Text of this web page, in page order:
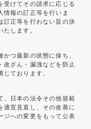
受けてその請求に応じる
情報の訂正等を行いま
訂正等を行わない旨の決
します。
つ最新の状態に保ち、
改ざん・漏洩などを防止
ております。
、日本の法令その他規範
適宜見直し、その改善に
ジへの変更をもって公表